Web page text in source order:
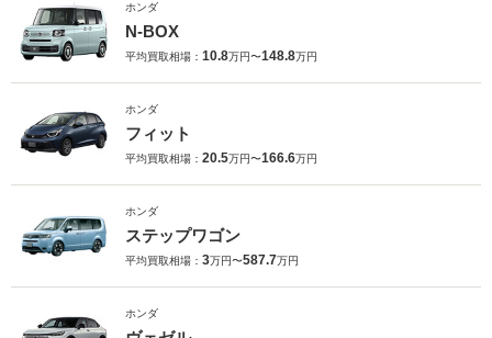
ホンダ
N-BOX
平均買取相場： 10.8万円〜148.8万円
ホンダ
フィット
平均買取相場： 20.5万円〜166.6万円
ホンダ
ステップワゴン
平均買取相場： 3万円〜587.7万円
ホンダ